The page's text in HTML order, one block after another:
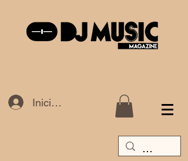
Iniciar sesión